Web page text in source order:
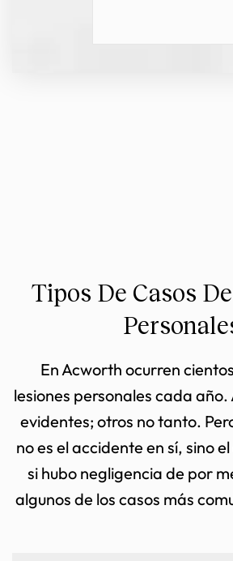
Tipos De Casos
En Acworth ocurren
lesiones personales cada año.
evidentes; otros no tanto.
no es el accidente en sí, sino
si hubo negligencia de por
algunos de los casos más